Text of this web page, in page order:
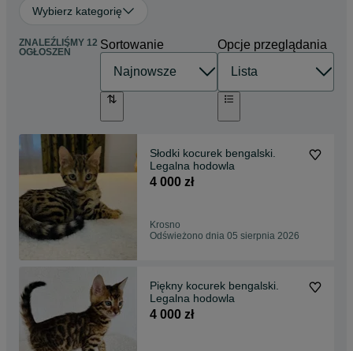
Wybierz kategorię
ZNALEŹLIŚMY 12
OGŁOSZEŃ
Sortowanie Opcje przeglądania
Słodki kocurek bengalski.
Legalna hodowla
4 000 zł
Krosno
Odświeżono dnia 05 sierpnia 2026
Piękny kocurek bengalski.
Legalna hodowla
4 000 zł